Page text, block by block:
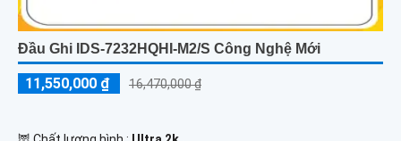
Đầu Ghi IDS-7232HQHI-M2/S Công Nghệ Mới
11,550,000 ₫ 16,470,000 ₫